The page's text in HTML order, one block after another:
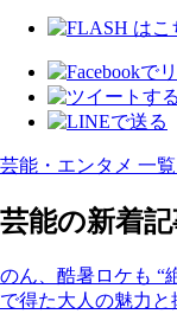
芸能・エンタメ 一
芸能の新着
のん、酷暑ロケも “
で得た大人の魅力